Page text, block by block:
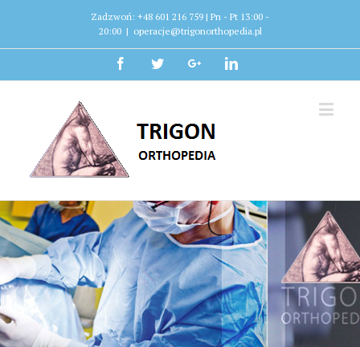
Zadzwoń: +48 601 216 759 | Pn - Pt 13:00 -
20:00 | operacje@trigonorthopedia.pl